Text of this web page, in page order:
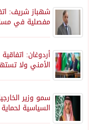
شهباز شريف:
مفصلية في
أردوغان:
الأمني ولا
سمو وزير
السياسية